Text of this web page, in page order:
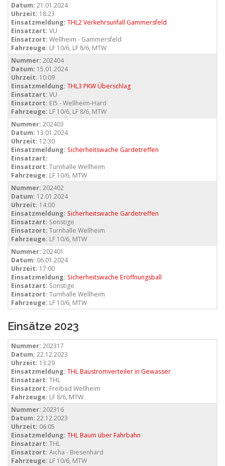
Datum: 21.01.2024
Uhrzeit: 18:23
Einsatzmeldung: THL2 Verkehrsunfall Gammersfeld
Einsatzart: VU
Einsatzort: Wellheim - Gammersfeld
Fahrzeuge: LF 10/6, LF 8/6, MTW
Nummer: 202404
Datum: 15.01.2024
Uhrzeit: 10:09
Einsatzmeldung: THL3 PKW Überschlag
Einsatzart: VU
Einsatzort: EI5 - Wellheim-Hard
Fahrzeuge: LF 10/6, LF 8/6, MTW
Nummer: 202403
Datum: 13.01.2024
Uhrzeit: 12:30
Einsatzmeldung: Sicherheitswache Gardetreffen
Einsatzart:
Einsatzort: Turnhalle Wellheim
Fahrzeuge: LF 10/6, MTW
Nummer: 202402
Datum: 12.01.2024
Uhrzeit: 14:00
Einsatzmeldung: Sicherheitswache Gardetreffen
Einsatzart: Sonstige
Einsatzort: Turnhalle Wellheim
Fahrzeuge: LF 10/6, MTW
Nummer: 202401
Datum: 06.01.2024
Uhrzeit: 17:00
Einsatzmeldung: Sicherheitswache Eröffnungsball
Einsatzart: Sonstige
Einsatzort: Turnhalle Wellheim
Fahrzeuge: LF 10/6, MTW
Einsätze 2023
Nummer: 202317
Datum: 22.12.2023
Uhrzeit: 13:29
Einsatzmeldung: THL Baustromverteiler in Gewässer
Einsatzart: THL
Einsatzort: Freibad Wellheim
Fahrzeuge: LF 8/6, MTW
Nummer: 202316
Datum: 22.12.2023
Uhrzeit: 06:05
Einsatzmeldung: THL Baum über Fahrbahn
Einsatzart: THL
Einsatzort: Aicha - Biesenhard
Fahrzeuge: LF 10/6, MTW